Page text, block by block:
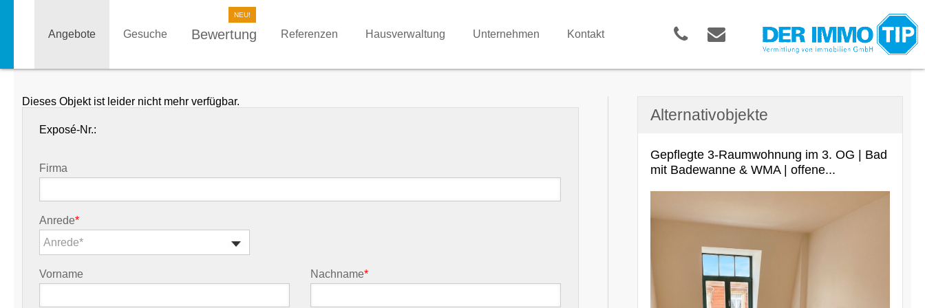
Angebote Gesuche Bewertung Referenzen Hausverwaltung Unternehmen Kontakt
Dieses Objekt ist leider nicht mehr verfügbar.
Exposé-Nr.:
Firma
Anrede*
Anrede*
Vorname Nachname*
Alternativobjekte
Gepflegte 3-Raumwohnung im 3. OG | Bad
mit Badewanne & WMA | offene...